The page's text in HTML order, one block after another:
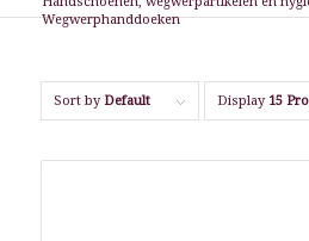
Wegwerphanddoeken
Sort byDefault Display 15